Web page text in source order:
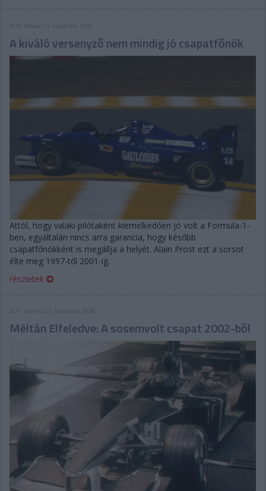
2019. február 14. csütörtök, 10:59
A kiváló versenyző nem mindig jó csapatfőnök
Attól, hogy valaki pilótaként kiemelkedően jó volt a Formula-1-
ben, egyáltalán nincs arra garancia, hogy később
csapatfőnökként is megállja a helyét. Alain Prost ezt a sorsot
élte meg 1997-től 2001-ig.
részletek
2017. március 16. csütörtök, 09:45
Méltán Elfeledve: A sosemvolt csapat 2002-ből